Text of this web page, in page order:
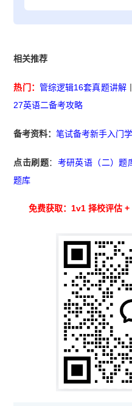
相关推荐
热门： 管综逻辑16套真题讲解
27英语二备考攻略
备考资料：笔试备考新手入门
点击刷题： 考研英语（二）题
题库
免费获取：1v1 择校评估